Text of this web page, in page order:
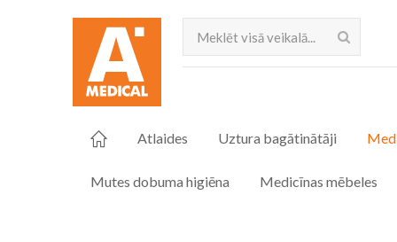
Meklēt
Atlaides Uztura bagātinātāji
Mutes dobuma higiēna Medicīnas mēbeles